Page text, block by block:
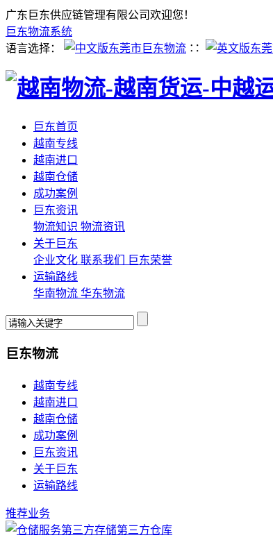
广东巨东供应链管理有限公司欢迎您！
巨东物流系统
语言选择：
∷
巨东首页
越南专线
越南进口
越南仓储
成功案例
巨东资讯
物流知识 物流资讯
关于巨东
企业文化 联系我们
巨东荣誉
运输路线
华南物流 华东物流
巨东物流
越南专线
越南进口
越南仓储
成功案例
巨东资讯
关于巨东
运输路线
推荐业务